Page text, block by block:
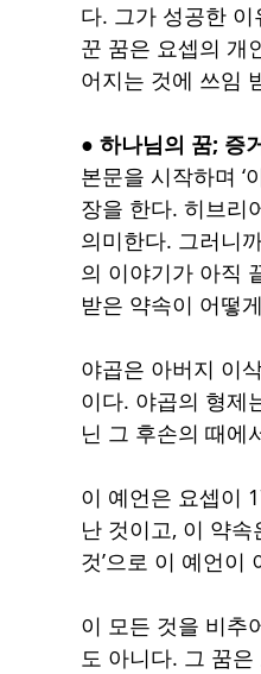
다. 그가 성공한 이
꾼 꿈은 요셉의 개
어지는 것에 쓰임
● 하나님의 꿈; 증
본문을 시작하며 ‘
장을 한다. 히브리
의미한다. 그러니
의 이야기가 아직
받은 약속이 어떻
야곱은 아버지 이
이다. 야곱의 형제
닌 그 후손의 때에
이 예언은 요셉이
난 것이고, 이 약
것’으로 이 예언이
이 모든 것을 비추
도 아니다. 그 꿈